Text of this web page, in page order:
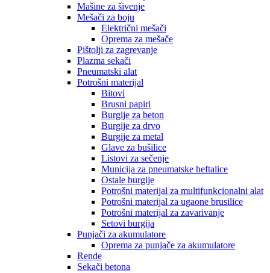
Mašine za šivenje
Mešači za boju
Električni mešači
Oprema za mešače
Pištolji za zagrevanje
Plazma sekači
Pneumatski alat
Potrošni materijal
Bitovi
Brusni papiri
Burgije za beton
Burgije za drvo
Burgije za metal
Glave za bušilice
Listovi za sečenje
Municija za pneumatske heftalice
Ostale burgije
Potrošni materijal za multifunkcionalni alat
Potrošni materijal za ugaone brusilice
Potrošni materijal za zavarivanje
Setovi burgija
Punjači za akumulatore
Oprema za punjače za akumulatore
Rende
Sekači betona